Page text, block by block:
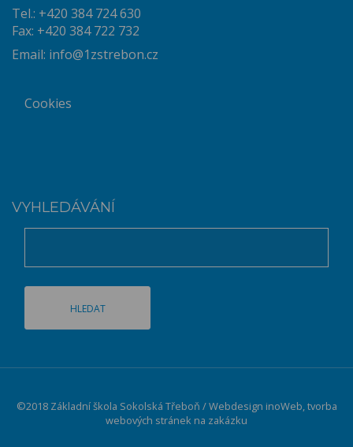
Tel.: +420 384 724 630
Fax: +420 384 722 732
Email: info@1zstrebon.cz
Cookies
VYHLEDÁVÁNÍ
©2018 Základní škola Sokolská Třeboň / Webdesign inoWeb , tvorba
webových stránek na zakázku